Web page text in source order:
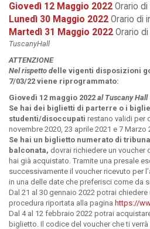
Giovedì 12 Maggio 2022 Orario di
Lunedì 30 Maggio 2022 Orario di
Martedì 31 Maggio 2022 Orario
TuscanyHall
ATTENZIONE
Nel rispetto delle vigenti disposizioni
7/03/22 viene riprogrammato:
Giovedì 12 maggio 2022 al Tuscany Hall
Se hai dei biglietti di parterre o i
studenti/disoccupati restano validi per
novembre 2020, 23 aprile 2021 e 7 Marzo
Se hai un biglietto numerato di
balconata, dovrai richiedere un
hai già acquistato. Tramite una presale
successivamente il voucher ricevuto per
in una delle date che preferisci come da
Dal 21 al 30 gennaio 2022 potrai
procedura riportata alla pagina https://
Dal 4 al 12 febbraio 2022 potrai
biglietto. Il codice del voucher che ti